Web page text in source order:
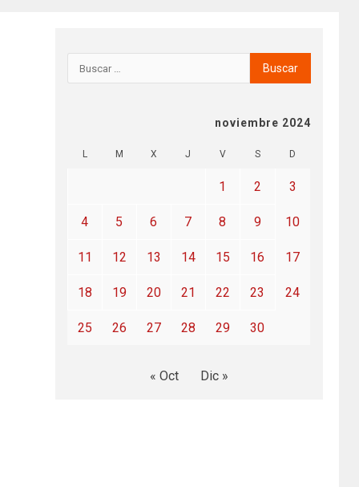
noviembre 2024
L M X J V S D
1 2 3
4 5 6 7 8 9 10
11 12 13 14 15 16 17
18 19 20 21 22 23 24
25 26 27 28 29 30
« Oct Dic »